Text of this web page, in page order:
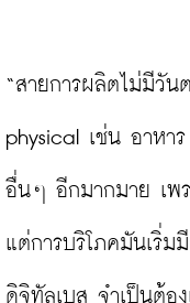
“สายการผลิตไม่มีวัน
physical เช่น อาหา
อื่นๆ อีกมากมาย เพร
แต่การบริโภคมันเริ่ม
ดิจิทัลเบส จำเป็นต้อ